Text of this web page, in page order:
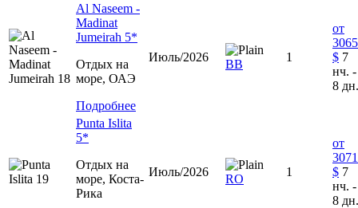
Al Naseem -
Madinat
Jumeirah 5*
Отдых на
море, ОАЭ
Подробнее
Июль/2026
ВВ
1
от
3065
$ 7
нч. -
8 дн.
Punta Islita
5*
Отдых на
море, Коста-
Рика
Июль/2026
RO
1
от
3071
$ 7
нч. -
8 дн.